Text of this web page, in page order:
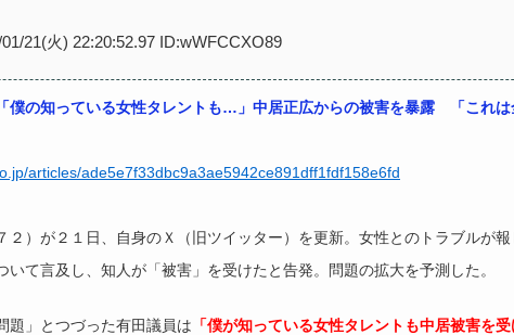
01/21(火) 22:20:52.97 ID:wWFCCXO89
僕の知っている女性タレントも…」中居正広からの被害を暴露 「これは
articles/ade5e7f33dbc9a3ae5942ce891dff1fdf158e6fd
２）が２１日、自身のＸ（旧ツイッター）を更新。女性とのトラブルが報
いて言及し、知人が「被害」を受けたと告発。問題の拡大を予測した。
題」とつづった有田議員は 「僕が知っている女性タレントも中居被害を受